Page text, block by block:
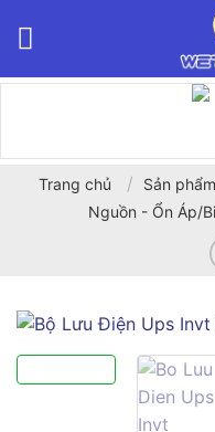
Trang chủ / Sản phẩm
Nguồn - Ổn Áp/